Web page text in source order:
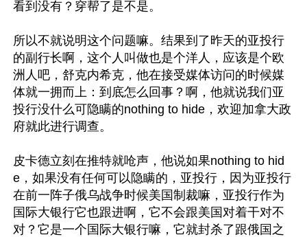
看到没有？穿帮了是不是。
所以不就说明这个问题嘛。结果到了昨天的亚投行
的副行长啊，这个人叫做也是个洋人，应该是个欧
洲人吧，舒克内希克，他在接受媒体访问的时候媒
体就一拥而上：到底怎么回事？啊，他就说我们亚
投行没什么可隐瞒的nothing to hide，欢迎加拿大政
府就此进行调查。
皮卡德立刻在推特就呛声，他说如果nothing to hid
e，如果没有任何可以隐瞒的，亚投行，因为亚投行
在前一阵子俄乌战争时候美国制裁嘛，亚投行作为
国际大银行它也跟进啊，它不会跟美国对着干对不
对？它是一个国际大银行嘛，它就封杀了跟俄国之